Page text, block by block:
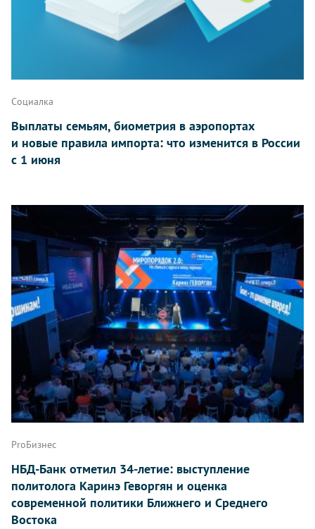
Социалка
Выплаты семьям, биометрия в аэропортах
и новые правила импорта: что изменится в России
с 1 июня
ProБизнес
НБД-Банк отметил 34-летие: выступление
политолога Каринэ Геворгян и оценка
современной политики Ближнего и Среднего
Востока